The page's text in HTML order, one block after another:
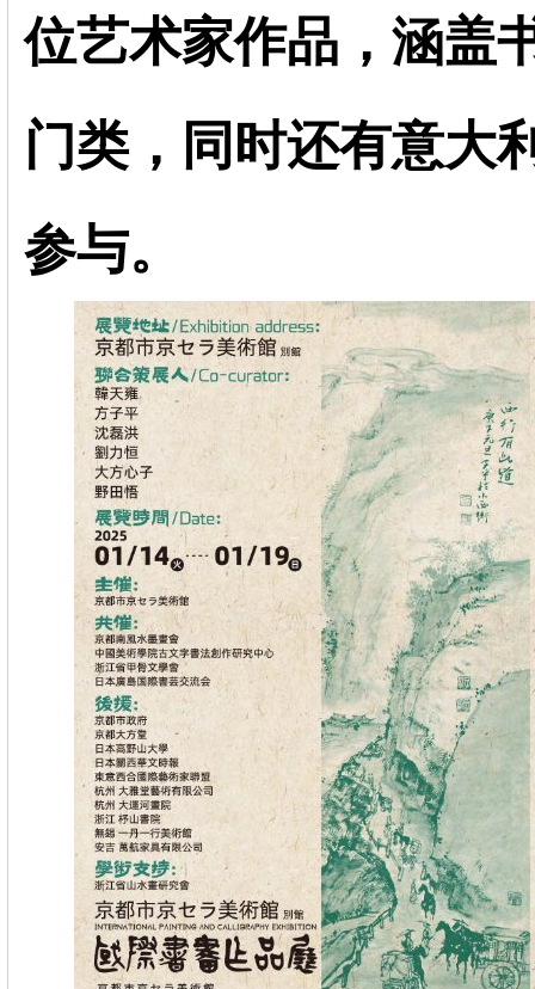
位艺术家作品，涵盖
门类，同时还有意大
参与。